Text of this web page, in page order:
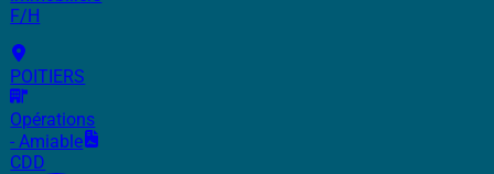
F/H
POITIERS
Opérations
- Amiable
CDD